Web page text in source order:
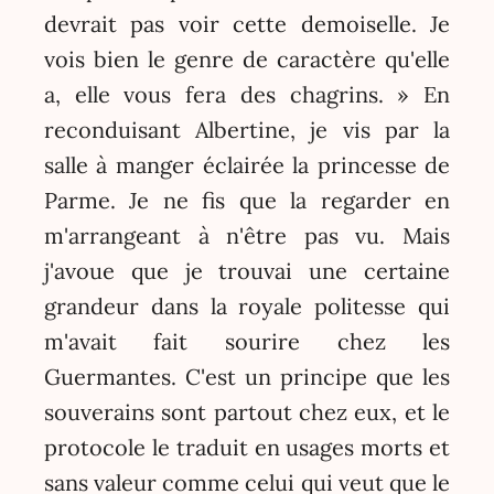
devrait pas voir cette demoiselle. Je
vois bien le genre de caractère qu'elle
a, elle vous fera des chagrins. » En
reconduisant Albertine, je vis par la
salle à manger éclairée la princesse de
Parme. Je ne fis que la regarder en
m'arrangeant à n'être pas vu. Mais
j'avoue que je trouvai une certaine
grandeur dans la royale politesse qui
m'avait fait sourire chez les
Guermantes. C'est un principe que les
souverains sont partout chez eux, et le
protocole le traduit en usages morts et
sans valeur comme celui qui veut que le